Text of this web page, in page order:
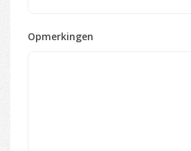
Opmerkingen